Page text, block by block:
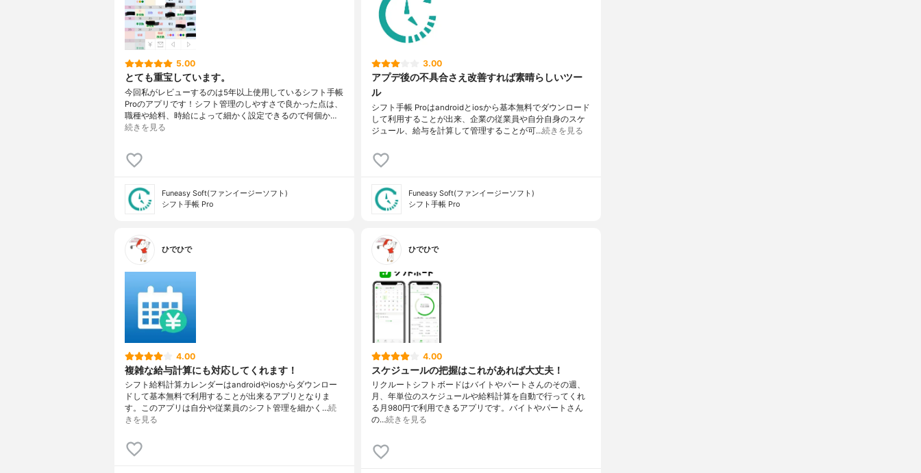
5.00
とても重宝しています。
今回私がレビューするのは5年以上使用しているシフト手帳
Proのアプリです！シフト管理のしやすさで良かった点は、
職種や給料、時給によって細かく設定できるので何個か…
続きを見る
Funeasy Soft(ファンイージーソフト)
シフト手帳 Pro
3.00
アプデ後の不具合さえ改善すれば素晴らしいツー
ル
シフト手帳 Proはandroidとiosから基本無料でダウンロード
して利用することが出来、企業の従業員や自分自身のスケ
ジュール、給与を計算して管理することが可…続きを見る
Funeasy Soft(ファンイージーソフト)
シフト手帳 Pro
ひでひで
4.00
複雑な給与計算にも対応してくれます！
シフト給料計算カレンダーはandroidやiosからダウンロー
ドして基本無料で利用することが出来るアプリとなりま
す。このアプリは自分や従業員のシフト管理を細かく…続
きを見る
ひでひで
4.00
スケジュールの把握はこれがあれば大丈夫！
リクルートシフトボードはバイトやパートさんのその週、
月、年単位のスケジュールや給料計算を自動で行ってくれ
る月980円で利用できるアプリです。バイトやパートさん
の…続きを見る